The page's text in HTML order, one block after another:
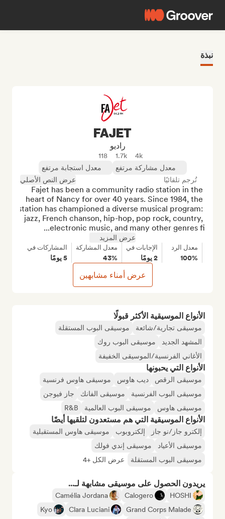
نبذة
الأنواع الموسيقية الأكثر قبولًا
موسيقى تجارية/شائعة
موسيقى البوب المستقلة
المشهد الجديد
موسيقى البوب روك
الأغاني الفرنسية/الموسيقى الخفيفة
الأنواع التي يحبونها
موسيقى الرقص ديب هاوس
موسيقى هاوس فرنسية
موسيقى البوب الفرنسية
موسيقى الفانك
جاز فيوجن
موسيقى هاوس
موسيقى البوب العالمية R&B
الأنواع الموسيقية التي هم مستعدون لتلقيها أيضًا
إلكترو جاز/نو جاز إلكتروبوب
موسيقى هاوس المستقبلية
موسيقى الأعياد
موسيقى إندي فولك
موسيقى البوب المستقلة
عرض الكل +4
يريدون الحصول على موسيقى مشابهة لـ...
HOSHI
Calogero
Camélia Jordana
Grand Corps Malade
Clara Luciani
Kyo
FAJET
راديو
4k
1.7k
118
معدل مشاركة مرتفع
معدل استجابة مرتفع
تُرجم تلقائيًا
عرض النص الأصلي
Fajet has been a community radio station in the
heart of Nancy for over 40 years. Since 1984, the
station has championed a diverse musical program:
jazz, French chanson, hip-hop, pop rock, country,
electronic music, and many other genres fi...
عرض المزيد
معدل الرد
100%
الإجابات في
2 يومًا
معدل المشاركة
43%
المشاركات في
5 يومًا
عرض أمناء مشابهين